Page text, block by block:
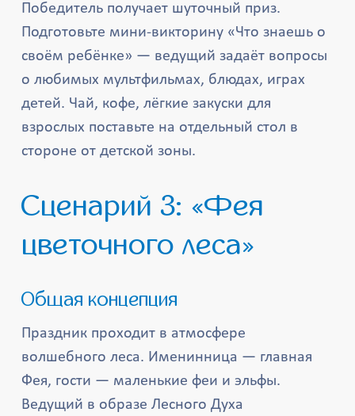
Победитель получает шуточный приз.
Подготовьте мини-викторину «Что знаешь о
своём ребёнке» — ведущий задаёт вопросы
о любимых мультфильмах, блюдах, играх
детей. Чай, кофе, лёгкие закуски для
взрослых поставьте на отдельный стол в
стороне от детской зоны.
Сценарий 3: «Фея
цветочного леса»
Общая концепция
Праздник проходит в атмосфере
волшебного леса. Именинница — главная
Фея, гости — маленькие феи и эльфы.
Ведущий в образе Лесного Духа